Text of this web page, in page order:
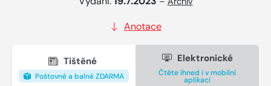
Anotace
Tištěné
Poštovné a balné ZDARMA
Elektronické
Čtěte ihned i v mobilní
aplikaci